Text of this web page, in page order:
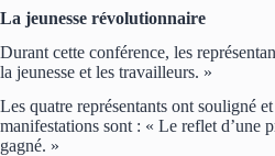
La jeunesse révolutionnaire
Durant cette conférence, les
la jeunesse et les travailleurs. »
Les quatre représentants ont souligné
manifestations sont : « Le reflet d’une
gagné. »